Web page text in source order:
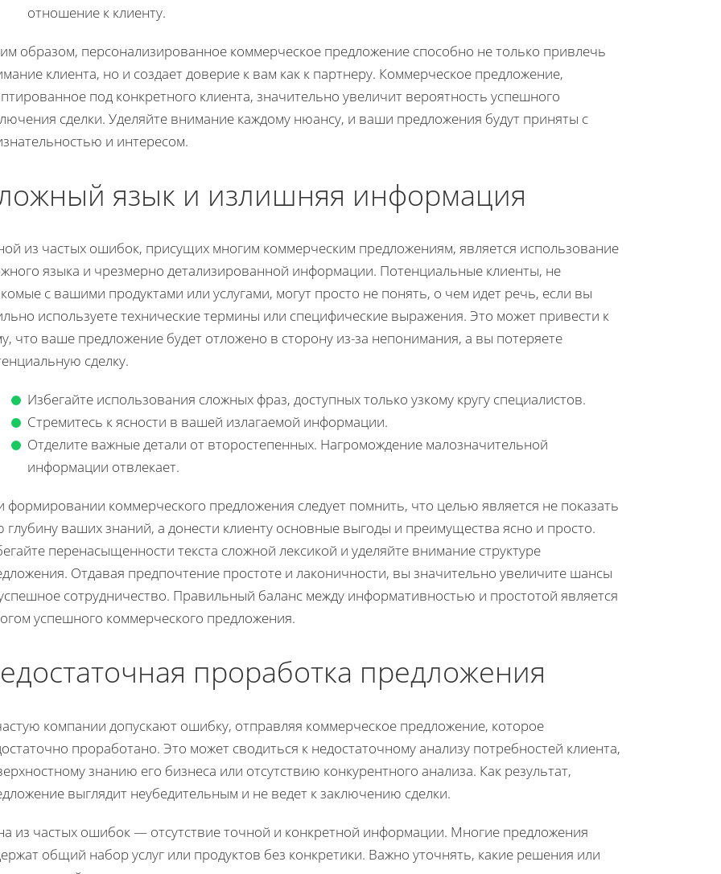
отношение к клиенту.
образом, персонализированное коммерческое предложение способно не только привлечь
клиента, но и создает доверие к вам как к партнеру. Коммерческое предложение,
под конкретного клиента, значительно увеличит вероятность успешного
сделки. Уделяйте внимание каждому нюансу, и ваши предложения будут приняты с
и интересом.
язык и излишняя информация
из частых ошибок, присущих многим коммерческим предложениям, является использование
языка и чрезмерно детализированной информации. Потенциальные клиенты, не
с вашими продуктами или услугами, могут просто не понять, о чем идет речь, если вы
используете технические термины или специфические выражения. Это может привести к
что ваше предложение будет отложено в сторону из-за непонимания, а вы потеряете
сделку.
Избегайте использования сложных фраз, доступных только узкому кругу специалистов.
Стремитесь к ясности в вашей излагаемой информации.
Отделите важные детали от второстепенных. Нагромождение малозначительной
информации отвлекает.
формировании коммерческого предложения следует помнить, что целью является не показать
глубину ваших знаний, а донести клиенту основные выгоды и преимущества ясно и просто.
перенасыщенности текста сложной лексикой и уделяйте внимание структуре
Отдавая предпочтение простоте и лаконичности, вы значительно увеличите шансы
сотрудничество. Правильный баланс между информативностью и простотой является
успешного коммерческого предложения.
проработка предложения
компании допускают ошибку, отправляя коммерческое предложение, которое
проработано. Это может сводиться к недостаточному анализу потребностей клиента,
знанию его бизнеса или отсутствию конкурентного анализа. Как результат,
выглядит неубедительным и не ведет к заключению сделки.
из частых ошибок — отсутствие точной и конкретной информации. Многие предложения
общий набор услуг или продуктов без конкретики. Важно уточнять, какие решения или